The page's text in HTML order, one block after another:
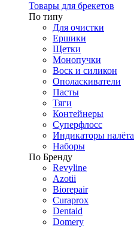
Товары для брекетов
По типу
Для очистки
Ершики
Щетки
Монопучки
Воск и силикон
Ополаскиватели
Пасты
Тяги
Контейнеры
Суперфлосс
Индикаторы налёта
Наборы
По Бренду
Revyline
Azotii
Biorepair
Curaprox
Dentaid
Domery